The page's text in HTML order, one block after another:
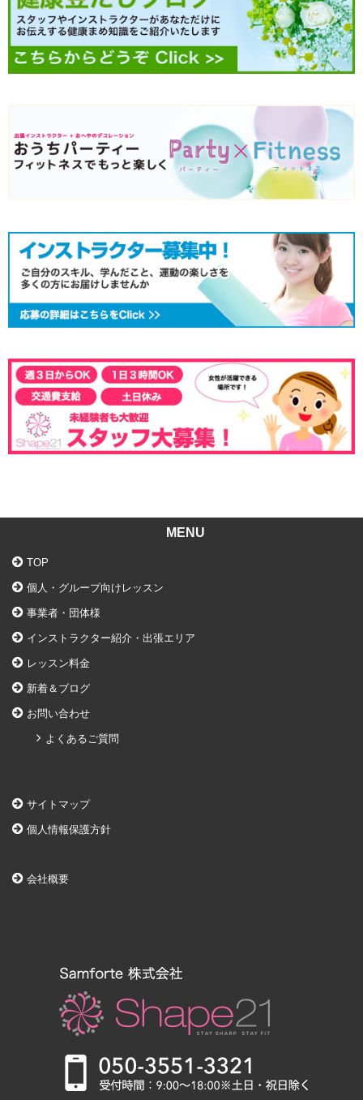
MENU
TOP
個人・グループ向けレッスン
事業者・団体様
インストラクター紹介・出張エリア
レッスン料金
新着＆ブログ
お問い合わせ
よくあるご質問
サイトマップ
個人情報保護方針
会社概要